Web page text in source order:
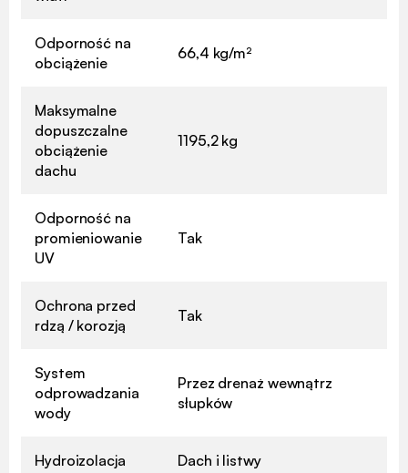
Odporność na
obciążenie
66,4 kg/m²
Maksymalne
dopuszczalne
obciążenie
dachu
1195,2 kg
Odporność na
promieniowanie
UV
Tak
Ochrona przed
rdzą / korozją
Tak
System
odprowadzania
wody
Przez drenaż wewnątrz
słupków
Hydroizolacja Dach i listwy